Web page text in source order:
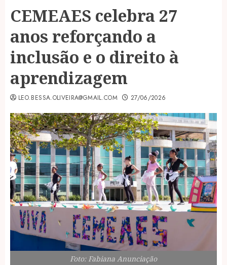
CEMEAES celebra 27
anos reforçando a
inclusão e o direito à
aprendizagem
LEO.BESSA.OLIVEIRA@GMAIL.COM 27/06/2026
Foto: Fabiana Anunciação